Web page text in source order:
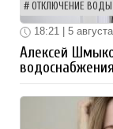
ОТКЛЮЧЕНИЕ ВОДЫ
18:21 | 5 августа
Алексей